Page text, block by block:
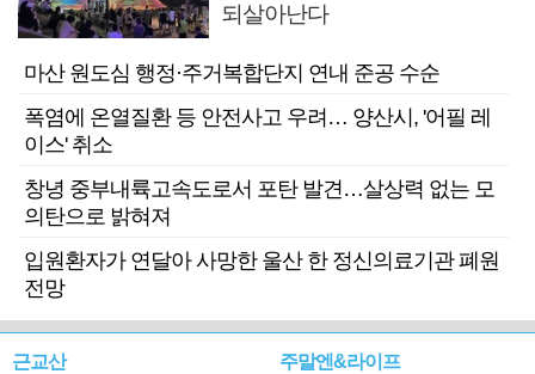
되살아난다
마산 원도심 행정·주거복합단지 연내 준공 수순
폭염에 온열질환 등 안전사고 우려… 양산시, '어필 레
이스' 취소
창녕 중부내륙고속도로서 포탄 발견…살상력 없는 모
의탄으로 밝혀져
입원환자가 연달아 사망한 울산 한 정신의료기관 폐원
전망
근교산 주말엔&라이프